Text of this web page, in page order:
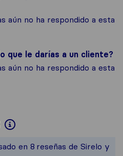
aún no ha respondido a esta
que le darías a un cliente?
aún no ha respondido a esta
Para ofrecerte
Todas las
en 8 reseñas de Sirelo y